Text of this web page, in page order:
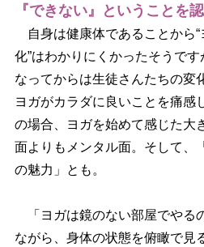
『できない』ということを
自身は健康体であることから
化”はわかりにくかったそうで
なってからは生徒さんたちの変
ヨガがカラダに良いことを痛感
の場合、ヨガを始めて感じた大
面よりもメンタル面。そして、
の魅力」とも。
「ヨガは鏡のない部屋でやる
ながら、身体の状態を俯瞰で見